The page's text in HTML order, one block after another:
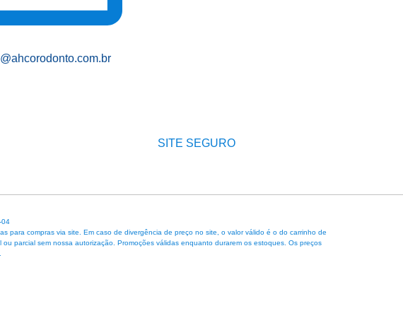
SITE SEGURO
04
compras via site. Em caso de divergência de preço no site, o valor válido é o do carrinho de
parcial sem nossa autorização. Promoções válidas enquanto durarem os estoques. Os preços